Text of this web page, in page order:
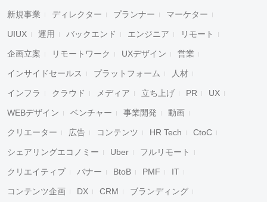
新規事業 ディレクター プランナー マーケター
UIUX 運用 バックエンド エンジニア リモート
企画立案 リモートワーク UXデザイン 営業
インサイドセールス プラットフォーム 人材
インフラ クラウド メディア 立ち上げ PR UX
WEBデザイン ベンチャー 事業開発 動画
クリエーター 広告 コンテンツ HR Tech CtoC
シェアリングエコノミー Uber フルリモート
クリエイティブ バナー BtoB PMF IT
コンテンツ企画 DX CRM ブランディング